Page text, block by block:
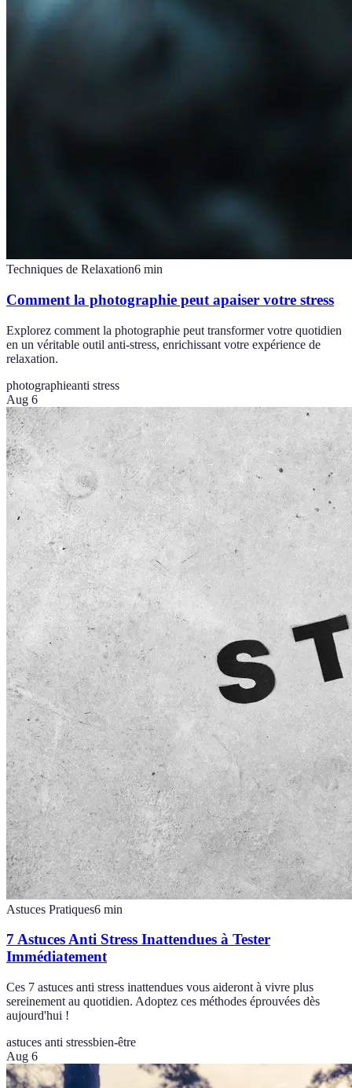
Techniques de Relaxation6 min
Comment la photographie peut apaiser votre stress
Explorez comment la photographie peut transformer votre quotidien
en un véritable outil anti-stress, enrichissant votre expérience de
relaxation.
photographieanti stress
Aug 6
Astuces Pratiques6 min
7 Astuces Anti Stress Inattendues à Tester
Immédiatement
Ces 7 astuces anti stress inattendues vous aideront à vivre plus
sereinement au quotidien. Adoptez ces méthodes éprouvées dès
aujourd'hui !
astuces anti stressbien-être
Aug 6